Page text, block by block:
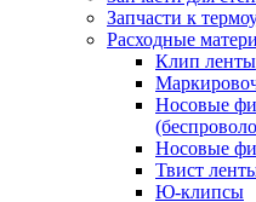
Запчасти к
Расходные
Клип ленты
Носовые
Носовые
Твист
Ю-клипсы